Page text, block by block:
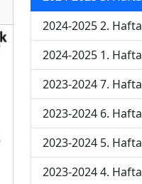
2024-2025 2. Hafta
2024-2025 1. Hafta
2023-2024 7. Hafta
2023-2024 6. Hafta
2023-2024 5. Hafta
2023-2024 4. Hafta